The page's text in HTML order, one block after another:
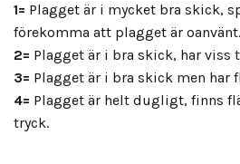
1= Plagget är i mycket bra skick,
förekomma att plagget är oanvänt.
2= Plagget är i bra skick, har viss
3= Plagget är i bra skick men har
4= Plagget är helt dugligt, finns
tryck.